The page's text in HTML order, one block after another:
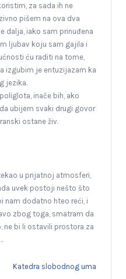
za sada ih ne
pišem na ova dva
dalja, iako sam prinuđena
ljubav koju sam gajila i
ću raditi na tome,
izgubim je entuzijazam ka
jezika.
inače bih, ako
ubijem svaki drugi govor
ostane živ.
u prijatnoj atmosferi,
uvek postoji nešto što
nam dodatno hteo reći, i
zbog toga, smatram da
ne bi li ostavili prostora za
Katedra slobodnog uma